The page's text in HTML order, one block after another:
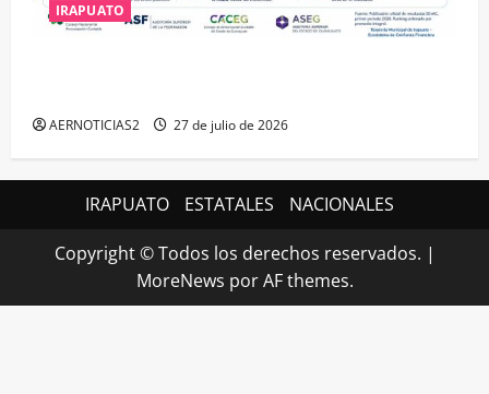
IRAPUATO
AERNOTICIAS2 27 de julio de 2026
IRAPUATO ESTATALES NACIONALES
Copyright © Todos los derechos reservados. |
MoreNews por AF themes.